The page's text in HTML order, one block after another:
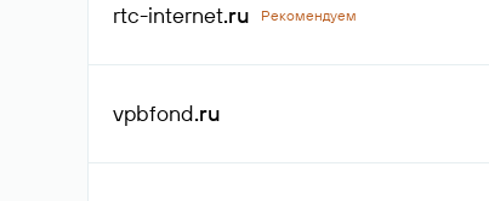
rtc-internet.ru Рекомендуем
vpbfond.ru